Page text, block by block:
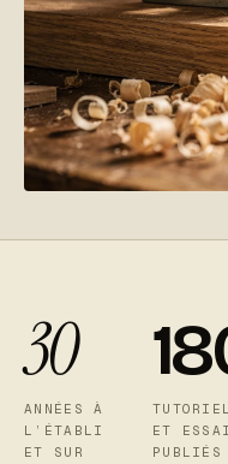
30
ANNÉES À
L’ÉTABLI
ET SUR
ET
PUBLIÉS